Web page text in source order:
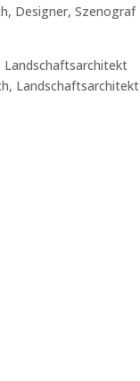
Designer, Szenograf
Landschaftsarchitekt
Landschaftsarchitekt